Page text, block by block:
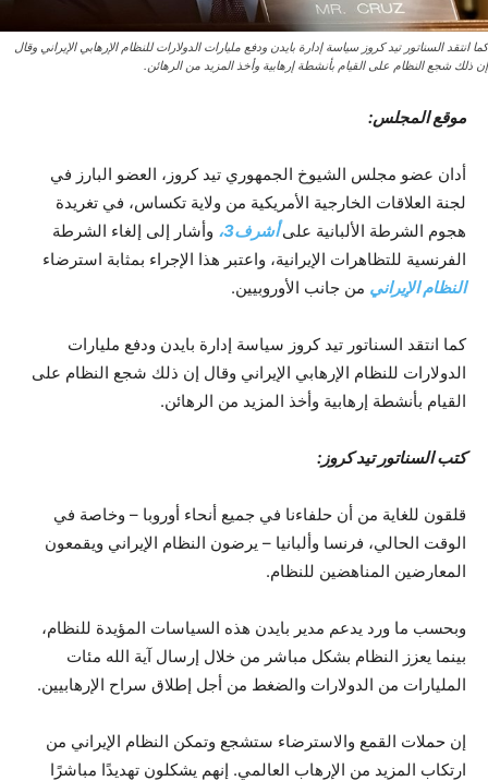
كما انتقد السناتور تيد كروز سياسة إدارة بايدن ودفع مليارات الدولارات للنظام الإرهابي الإيراني وقال
إن ذلك شجع النظام على القيام بأنشطة إرهابية وأخذ المزيد من الرهائن.
موقع المجلس:
أدان عضو مجلس الشيوخ الجمهوري تيد كروز، العضو البارز في
لجنة العلاقات الخارجية الأمريكية من ولاية تكساس، في تغريدة
هجوم الشرطة الألبانية علىأشرف3،
وأشار إلى إلغاء الشرطة
الفرنسية للتظاهرات الإيرانية، واعتبر هذا الإجراء بمثابة استرضاء
النظام الإيراني من جانب الأوروبيين.
كما انتقد السناتور تيد كروز سياسة إدارة بايدن ودفع مليارات
الدولارات للنظام الإرهابي الإيراني وقال إن ذلك شجع النظام على
القيام بأنشطة إرهابية وأخذ المزيد من الرهائن.
كتب السناتور تيد كروز:
قلقون للغاية من أن حلفاءنا في جميع أنحاء أوروبا – وخاصة في
الوقت الحالي، فرنسا وألبانيا – يرضون النظام الإيراني ويقمعون
المعارضين المناهضين للنظام.
وبحسب ما ورد يدعم مدير بايدن هذه السياسات المؤيدة للنظام،
بينما يعزز النظام بشكل مباشر من خلال إرسال آية الله مئات
المليارات من الدولارات والضغط من أجل إطلاق سراح الإرهابيين.
إن حملات القمع والاسترضاء ستشجع وتمكن النظام الإيراني من
ارتكاب المزيد من الإرهاب العالمي. إنهم يشكلون تهديدًا مباشرًا